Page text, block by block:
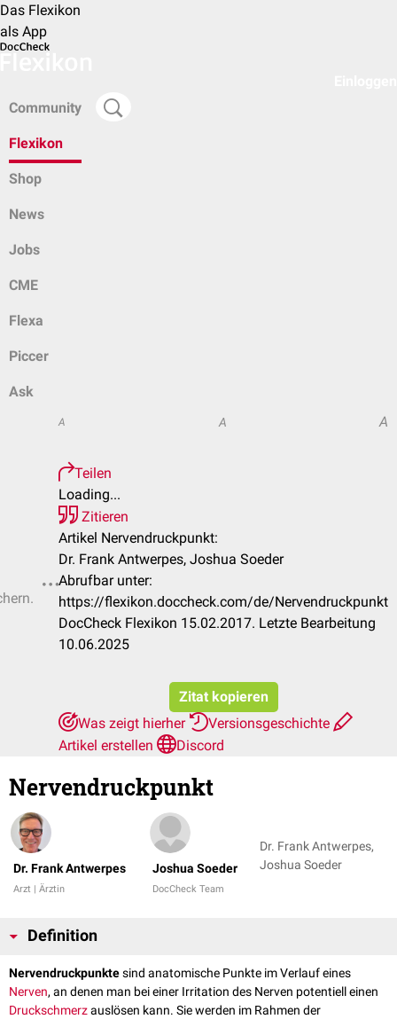
Das Flexikon
als App
Community
Flexikon
Shop
News
Jobs
CME
Flexa
Piccer
Ask
A A A
Teilen
Loading...
Zitieren
Artikel Nervendruckpunkt:
Dr. Frank Antwerpes, Joshua Soeder
Abrufbar unter:
https://flexikon.doccheck.com/de/Nervendruckpunkt
DocCheck Flexikon 15.02.2017. Letzte Bearbeitung
10.06.2025
Zitat kopieren
Was zeigt hierher
Versionsgeschichte
Artikel erstellen
Discord
Nervendruckpunkt
Dr. Frank Antwerpes
Arzt | Ärztin
Joshua Soeder
DocCheck Team
Dr. Frank Antwerpes,
Joshua Soeder
Definition
Nervendruckpunktesind anatomische Punkte im Verlauf eines
Nerven, an denen man bei einer Irritation des Nerven potentiell einen
Druckschmerzauslösen kann. Sie werden im Rahmen der